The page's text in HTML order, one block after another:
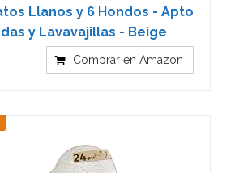
Llanos y 6 Hondos - Apto
y Lavavajillas - Beige
Comprar en Amazon